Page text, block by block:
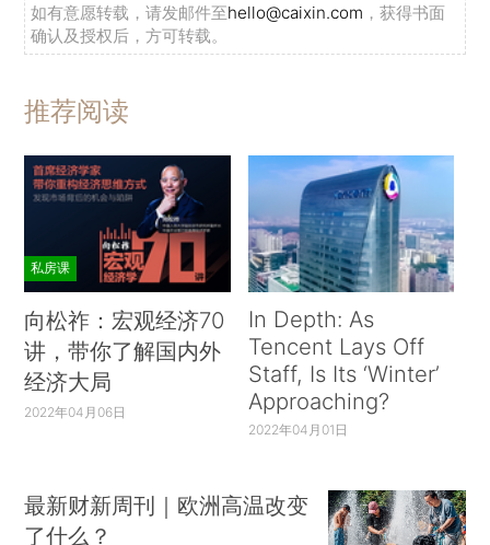
如有意愿转载，请发邮件至hello@caixin.com ，获得书面
确认及授权后，方可转载。
推荐阅读
私房课
向松祚：宏观经济70
讲，带你了解国内外
经济大局
2022年04月06日
In Depth: As
Tencent Lays Off
Staff, Is Its ‘Winter’
Approaching?
2022年04月01日
最新财新周刊｜欧洲高温改变
了什么？